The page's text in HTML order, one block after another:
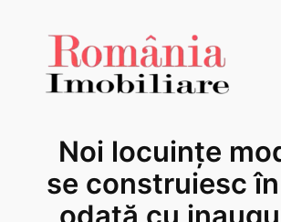
conținut
Noi locuințe
se construiesc